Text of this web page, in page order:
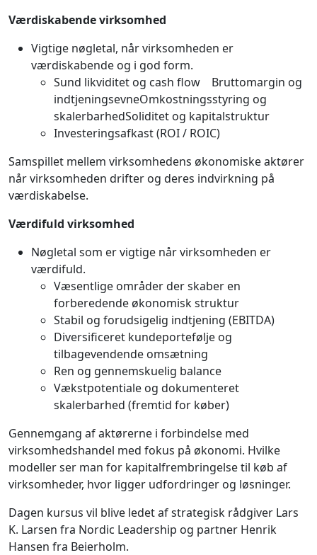
Værdiskabende virksomhed
Vigtige nøgletal, når virksomheden er
værdiskabende og i god form.
Sund likviditet og cash flow Bruttomargin og
indtjeningsevneOmkostningsstyring og
skalerbarhedSoliditet og kapitalstruktur
Investeringsafkast (ROI / ROIC)
Samspillet mellem virksomhedens økonomiske aktører
når virksomheden drifter og deres indvirkning på
værdiskabelse.
Værdifuld virksomhed
Nøgletal som er vigtige når virksomheden er
værdifuld.
Væsentlige områder der skaber en
forberedende økonomisk struktur
Stabil og forudsigelig indtjening (EBITDA)
Diversificeret kundeportefølje og
tilbagevendende omsætning
Ren og gennemskuelig balance
Vækstpotentiale og dokumenteret
skalerbarhed (fremtid for køber)
Gennemgang af aktørerne i forbindelse med
virksomhedshandel med fokus på økonomi. Hvilke
modeller ser man for kapitalfrembringelse til køb af
virksomheder, hvor ligger udfordringer og løsninger.
Dagen kursus vil blive ledet af strategisk rådgiver Lars
K. Larsen fra Nordic Leadership og partner Henrik
Hansen fra Beierholm.